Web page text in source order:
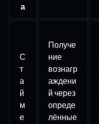
а
С
т
а
й
м
е
Получе
ние
вознагр
аждени
й через
опреде
лённые